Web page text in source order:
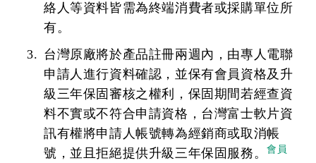
絡人等資料皆需為終端消費者或採購單位所
有。
台灣原廠將於產品註冊兩週內，由專人電聯
申請人進行資料確認，並保有會員資格及升
級三年保固審核之權利，保固期間若經查資
料不實或不符合申請資格，台灣富士軟片資
訊有權將申請人帳號轉為經銷商或取消帳
號，並且拒絕提供升級三年保固服務。
會員